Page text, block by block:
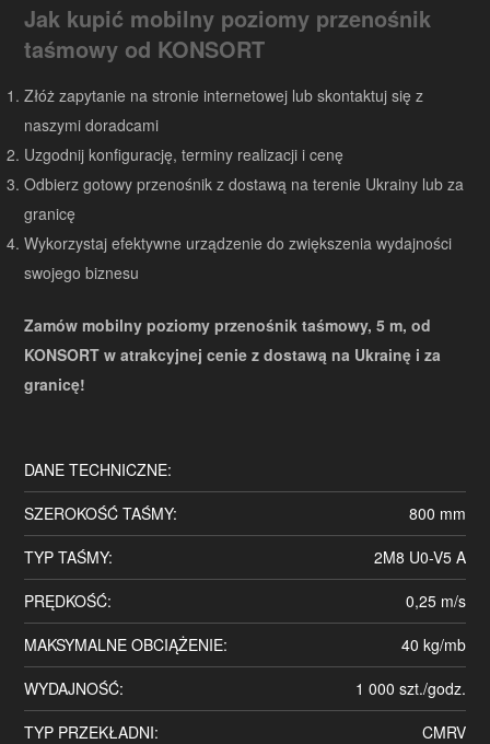
Jak kupić mobilny poziomy przenośnik
taśmowy od KONSORT
Złóż zapytanie na stronie internetowej lub skontaktuj się z
naszymi doradcami
Uzgodnij konfigurację, terminy realizacji i cenę
Odbierz gotowy przenośnik z dostawą na terenie Ukrainy lub za
granicę
Wykorzystaj efektywne urządzenie do zwiększenia wydajności
swojego biznesu
Zamów mobilny poziomy przenośnik taśmowy, 5 m, od
KONSORT w atrakcyjnej cenie z dostawą na Ukrainę i za
granicę!
DANE TECHNICZNE:
SZEROKOŚĆ TAŚMY:
800 mm
TYP TAŚMY:
2M8 U0-V5 A
PRĘDKOŚĆ:
0,25 m/s
MAKSYMALNE OBCIĄŻENIE:
40 kg/mb
WYDAJNOŚĆ:
1 000 szt./godz.
TYP PRZEKŁADNI:
CMRV